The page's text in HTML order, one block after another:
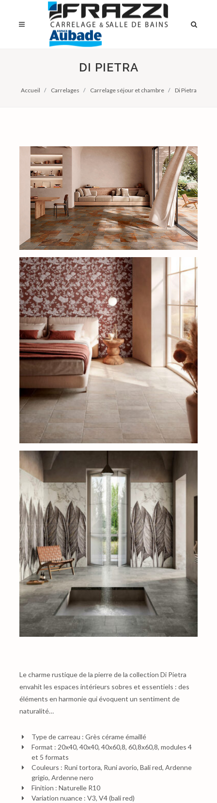
DI PIETRA
Accueil Carrelages Carrelage séjour et chambre Di Pietra
Le charme rustique de la pierre de la collection Di Pietra
envahit les espaces intérieurs sobres et essentiels : des
éléments en harmonie qui évoquent un sentiment de
naturalité…
Type de carreau : Grès cérame émaillé
Format : 20x40, 40x40, 40x60,8, 60,8x60,8, modules 4
et 5 formats
Couleurs : Runi tortora, Runi avorio, Bali red, Ardenne
grigio, Ardenne nero
Finition : Naturelle R10
Variation nuance : V3, V4 (bali red)